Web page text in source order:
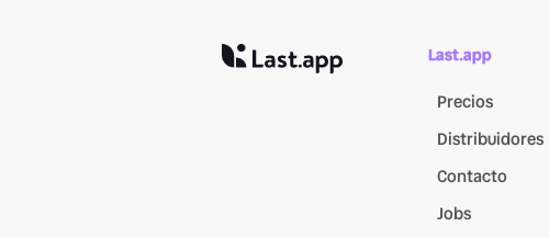
Last.app
Precios
Distribuidores
Contacto
Jobs